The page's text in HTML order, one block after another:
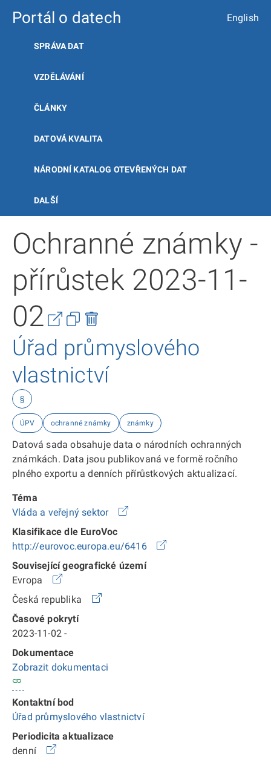
Portál o datech English
SPRÁVA DAT
VZDĚLÁVÁNÍ
ČLÁNKY
DATOVÁ KVALITA
NÁRODNÍ KATALOG OTEVŘENÝCH DAT
DALŠÍ
Ochranné známky -
přírůstek 2023-11-
02
Úřad průmyslového
vlastnictví
§
ÚPV ochranné známky známky
Datová sada obsahuje data o národních ochranných
známkách. Data jsou publikovaná ve formě ročního
plného exportu a denních přírůstkových aktualizací.
Téma
Vláda a veřejný sektor
Klasifikace dle EuroVoc
http://eurovoc.europa.eu/6416
Související geografické území
Evropa
Česká republika
Časové pokrytí
2023-11-02 -
Dokumentace
Zobrazit dokumentaci
Kontaktní bod
Úřad průmyslového vlastnictví
Periodicita aktualizace
denní